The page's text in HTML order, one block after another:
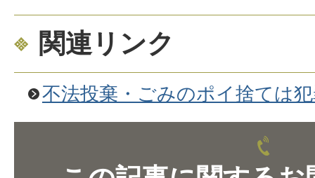
関連リンク
不法投棄・ごみのポイ捨ては